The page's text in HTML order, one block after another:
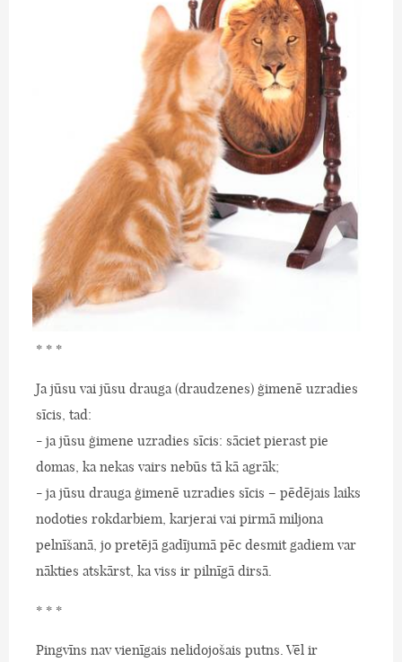
* * *
Ja jūsu vai jūsu drauga (draudzenes) ģimenē uzradies
sīcis, tad:
- ja jūsu ģimene uzradies sīcis: sāciet pierast pie
domas, ka nekas vairs nebūs tā kā agrāk;
- ja jūsu drauga ģimenē uzradies sīcis – pēdējais laiks
nodoties rokdarbiem, karjerai vai pirmā miljona
pelnīšanā, jo pretējā gadījumā pēc desmit gadiem var
nākties atskārst, ka viss ir pilnīgā dirsā.
* * *
Pingvīns nav vienīgais nelidojošais putns. Vēl ir